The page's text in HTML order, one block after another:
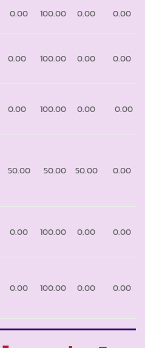
0.00 100.00 0.00 0.00
0.00 100.00 0.00 0.00
0.00 100.00 0.00 0.00
50.00 50.00 50.00 0.00
0.00 100.00 0.00 0.00
0.00 100.00 0.00 0.00